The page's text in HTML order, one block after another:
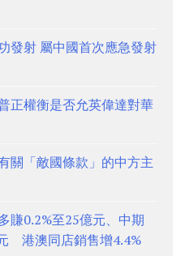
發射 屬中國首次應急發射
正權衡是否允英偉達對華
關「敵國條款」的中方主
賺0.2%至25億元、中期
港澳同店銷售增4.4%